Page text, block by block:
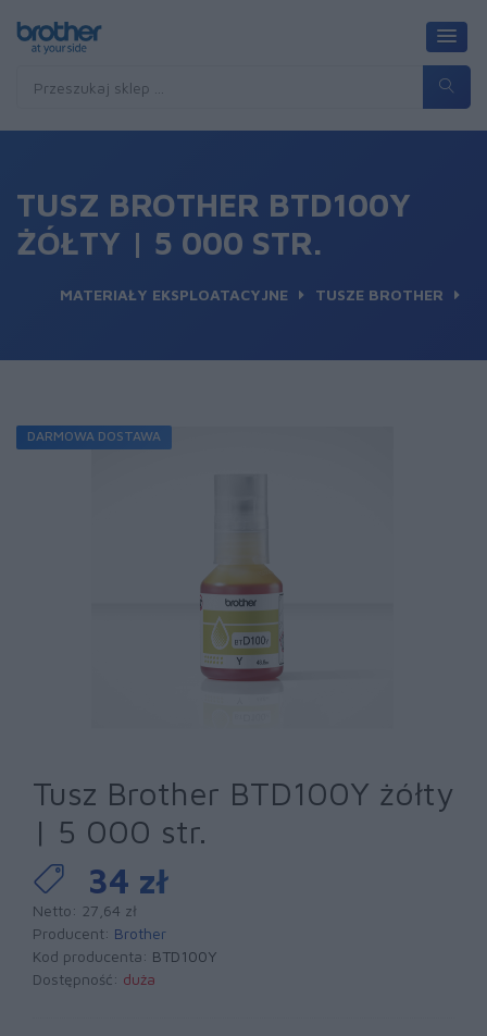
TUSZ BROTHER BTD100Y
ŻÓŁTY | 5 000 STR.
MATERIAŁY EKSPLOATACYJNE TUSZE BROTHER
DARMOWA DOSTAWA
Tusz Brother BTD100Y żółty
| 5 000 str.
34 zł
Netto: 27,64 zł
Producent: Brother
Kod producenta: BTD100Y
Dostępność: duża